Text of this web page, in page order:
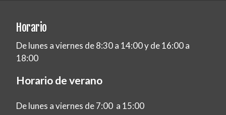
Horario
De lunes a viernes de 8:30 a 14:00 y de 16:00 a
18:00
Horario de verano
De lunes a viernes de 7:00 a 15:00